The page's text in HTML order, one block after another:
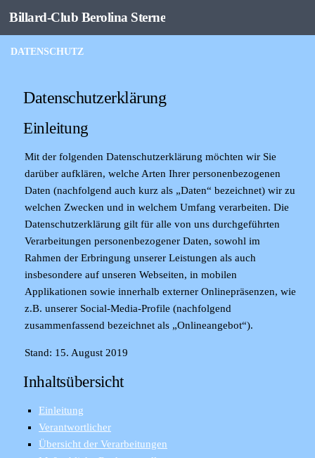
Zum Inhalt springen
Billard-Club Berolina Sterne
DATENSCHUTZ
Datenschutzerklärung
Einleitung
Mit der folgenden Datenschutzerklärung möchten wir Sie
darüber aufklären, welche Arten Ihrer personenbezogenen
Daten (nachfolgend auch kurz als „Daten“ bezeichnet) wir zu
welchen Zwecken und in welchem Umfang verarbeiten. Die
Datenschutzerklärung gilt für alle von uns durchgeführten
Verarbeitungen personenbezogener Daten, sowohl im
Rahmen der Erbringung unserer Leistungen als auch
insbesondere auf unseren Webseiten, in mobilen
Applikationen sowie innerhalb externer Onlinepräsenzen, wie
z.B. unserer Social-Media-Profile (nachfolgend
zusammenfassend bezeichnet als „Onlineangebot“).
Stand: 15. August 2019
Inhaltsübersicht
Einleitung
Verantwortlicher
Übersicht der Verarbeitungen